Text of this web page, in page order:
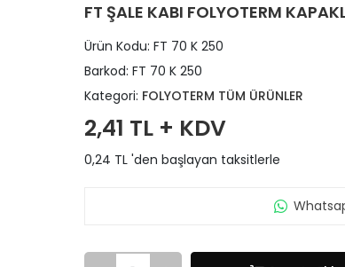
FT ŞALE KABI FOLYOTERM
Ürün Kodu: FT 70 K 250
Barkod: FT 70 K 250
Kategori: FOLYOTERM TÜM ÜRÜNLER
2,41 TL + KDV
0,24 TL 'den başlayan taksitlerle